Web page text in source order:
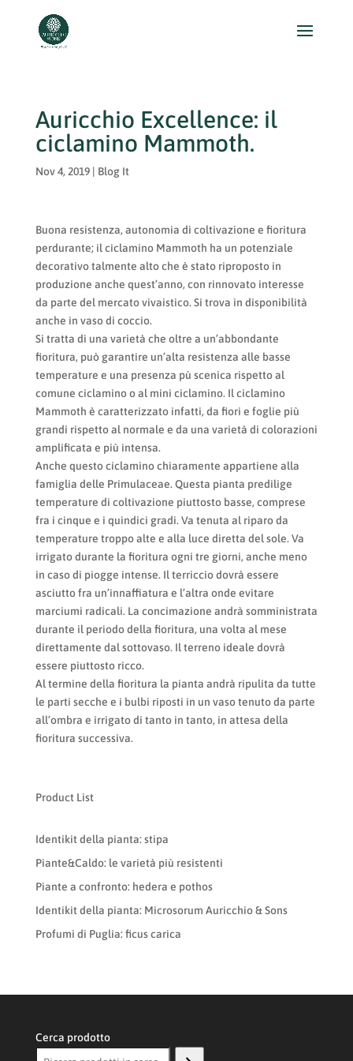
Auricchio Excellence: il
ciclamino Mammoth.
Nov 4, 2019| Blog It
Buona resistenza, autonomia di coltivazione e fioritura
perdurante; il ciclamino Mammoth ha un potenziale
decorativo talmente alto che è stato riproposto in
produzione anche quest’anno, con rinnovato interesse
da parte del mercato vivaistico. Si trova in disponibilità
anche in vaso di coccio.
Si tratta di una varietà che oltre a un’abbondante
fioritura, può garantire un’alta resistenza alle basse
temperature e una presenza pù scenica rispetto al
comune ciclamino o al mini ciclamino. Il ciclamino
Mammoth è caratterizzato infatti, da fiori e foglie più
grandi rispetto al normale e da una varietà di colorazioni
amplificata e più intensa.
Anche questo ciclamino chiaramente appartiene alla
famiglia delle Primulaceae. Questa pianta predilige
temperature di coltivazione piuttosto basse, comprese
fra i cinque e i quindici gradi. Va tenuta al riparo da
temperature troppo alte e alla luce diretta del sole. Va
irrigato durante la fioritura ogni tre giorni, anche meno
in caso di piogge intense. Il terriccio dovrà essere
asciutto fra un’innaffiatura e l’altra onde evitare
marciumi radicali. La concimazione andrà somministrata
durante il periodo della fioritura, una volta al mese
direttamente dal sottovaso. Il terreno ideale dovrà
essere piuttosto ricco.
Al termine della fioritura la pianta andrà ripulita da tutte
le parti secche e i bulbi riposti in un vaso tenuto da parte
all’ombra e irrigato di tanto in tanto, in attesa della
fioritura successiva.
Product List
Identikit della pianta: stipa
Piante&Caldo: le varietà più resistenti
Piante a confronto: hedera e pothos
Identikit della pianta: Microsorum Auricchio & Sons
Profumi di Puglia: ficus carica
Cerca prodotto